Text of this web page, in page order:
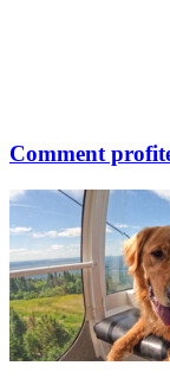
Comment